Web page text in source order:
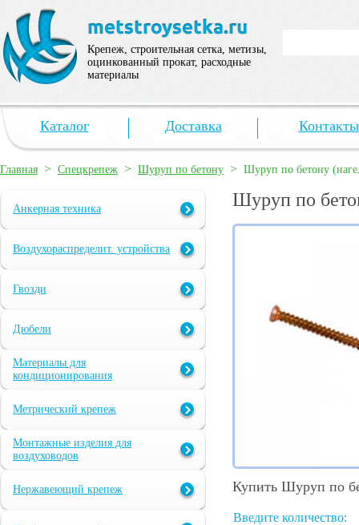
Крепеж, строительная сетка, метизы,
оцинкованный прокат, расходные
материалы
Каталог Доставка Контакты
Главная > Спецкрепеж > Шуруп по бетону > Шуруп по бетону
Анкерная техника
Воздухораспределит. устройства
Гвозди
Дюбели
Материалы для
кондиционирования
Метрический крепеж
Монтажные изделия для
воздуховодов
Нержавеющий крепеж
Шуруп по
Купить Шуруп по
Введите количество: